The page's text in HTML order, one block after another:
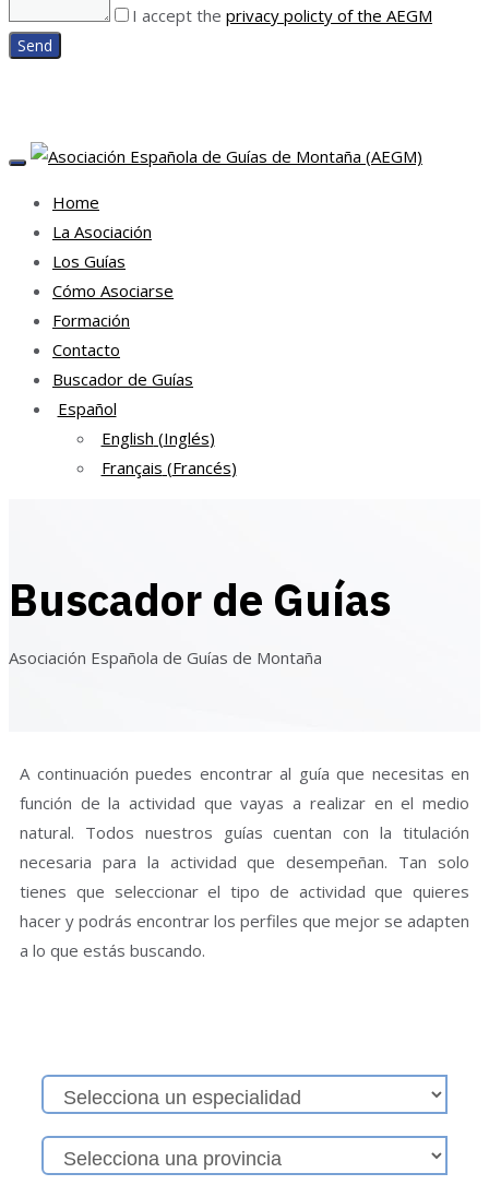
I accept the privacy policty of the AEGM
TOGGLE
Home
La Asociación
Los Guías
Cómo Asociarse
Formación
Contacto
Buscador de Guías
Español
English (Inglés)
Français (Francés)
Buscador de Guías
Asociación Española de Guías de Montaña
A continuación puedes encontrar al guía que necesitas en
función de la actividad que vayas a realizar en el medio
natural. Todos nuestros guías cuentan con la titulación
necesaria para la actividad que desempeñan. Tan solo
tienes que seleccionar el tipo de actividad que quieres
hacer y podrás encontrar los perfiles que mejor se adapten
a lo que estás buscando.